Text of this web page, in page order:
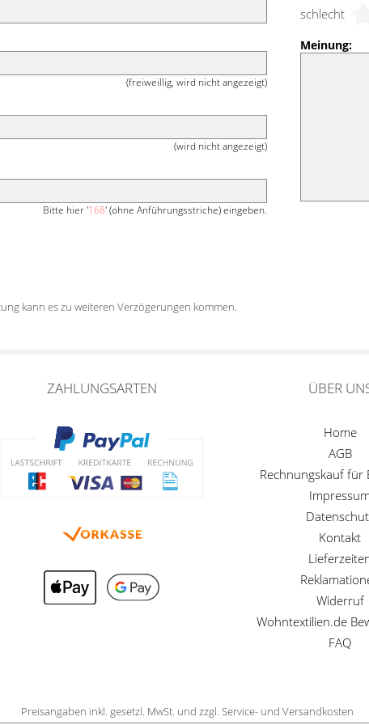
(freiweillig, wird nicht angezeigt)
(wird nicht angezeigt)
Bitte hier '168' (ohne Anführungsstriche) eingeben.
schlecht
Meinung:
kann es zu weiteren Verzögerungen kommen.
ZAHLUNGSARTEN ÜBER
Home
AGB
Rechnungskauf für
Kontakt
Widerruf
Wohntextilien.de
FAQ
Preisangaben inkl. gesetzl. MwSt. und zzgl. Service- und Versandkosten